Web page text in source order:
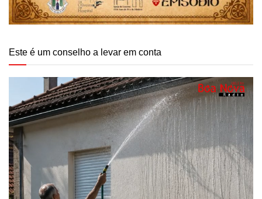
Este é um conselho a levar em conta